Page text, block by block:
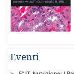
Eventi